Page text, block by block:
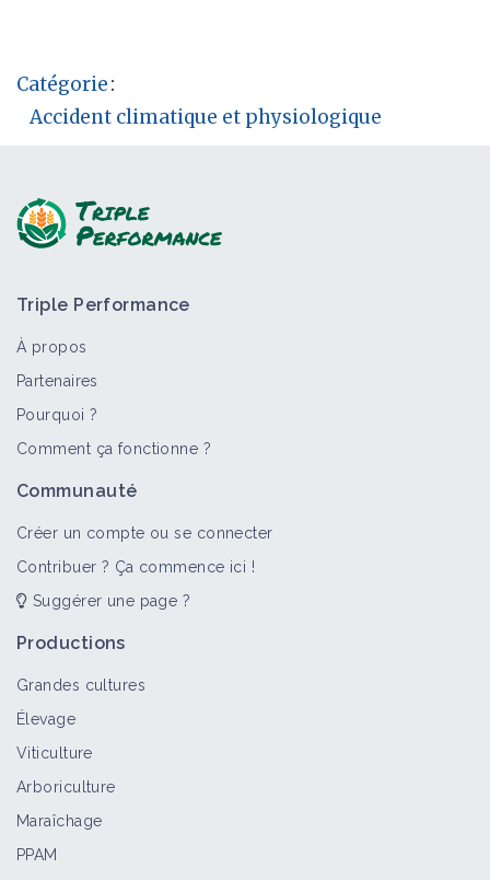
Catégorie:
Accident climatique et physiologique
Triple Performance
À propos
Partenaires
Pourquoi ?
Comment ça fonctionne ?
Communauté
Créer un compte ou se connecter
Contribuer ? Ça commence ici !
Suggérer une page ?
Productions
Grandes cultures
Élevage
Viticulture
Arboriculture
Maraîchage
PPAM